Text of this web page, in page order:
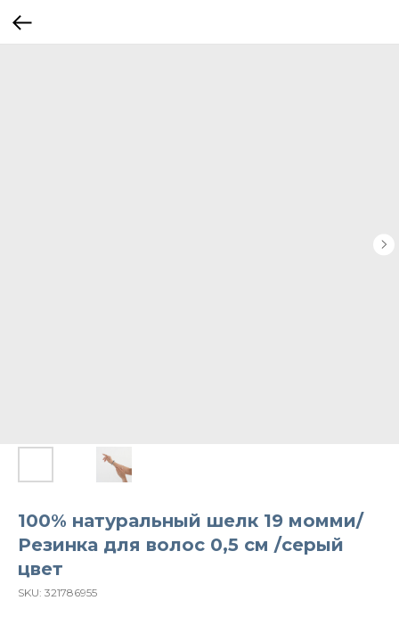
100% натуральный шелк 19 момми/
Резинка для волос 0,5 см /серый
цвет
SKU: 321786955